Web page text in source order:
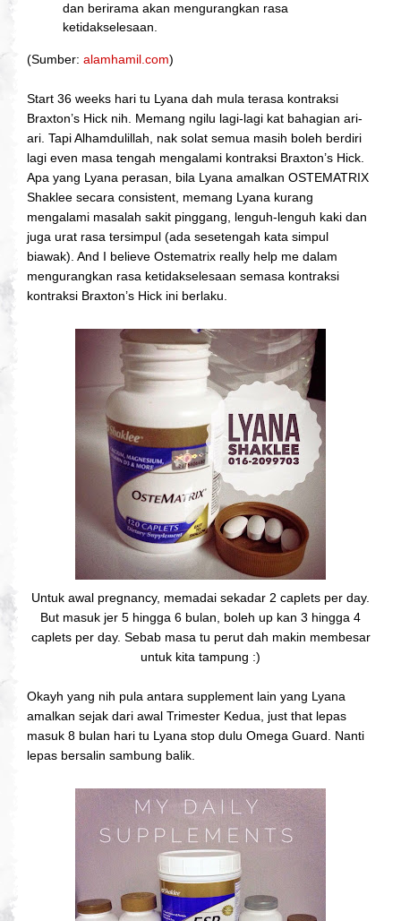
dan berirama akan mengurangkan rasa
ketidakselesaan.
(Sumber: alamhamil.com)
Start 36 weeks hari tu Lyana dah mula terasa kontraksi
Braxton’s Hick nih. Memang ngilu lagi-lagi kat bahagian ari-
ari. Tapi Alhamdulillah, nak solat semua masih boleh berdiri
lagi even masa tengah mengalami kontraksi Braxton’s Hick.
Apa yang Lyana perasan, bila Lyana amalkan OSTEMATRIX
Shaklee secara consistent, memang Lyana kurang
mengalami masalah sakit pinggang, lenguh-lenguh kaki dan
juga urat rasa tersimpul (ada sesetengah kata simpul
biawak). And I believe Ostematrix really help me dalam
mengurangkan rasa ketidakselesaan semasa kontraksi
kontraksi Braxton’s Hick ini berlaku.
Untuk awal pregnancy, memadai sekadar 2 caplets per day.
But masuk jer 5 hingga 6 bulan, boleh up kan 3 hingga 4
caplets per day. Sebab masa tu perut dah makin membesar
untuk kita tampung :)
Okayh yang nih pula antara supplement lain yang Lyana
amalkan sejak dari awal Trimester Kedua, just that lepas
masuk 8 bulan hari tu Lyana stop dulu Omega Guard. Nanti
lepas bersalin sambung balik.